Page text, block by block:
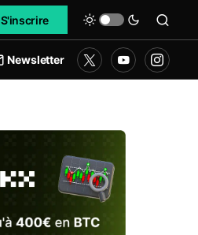
S'inscrire
Newsletter